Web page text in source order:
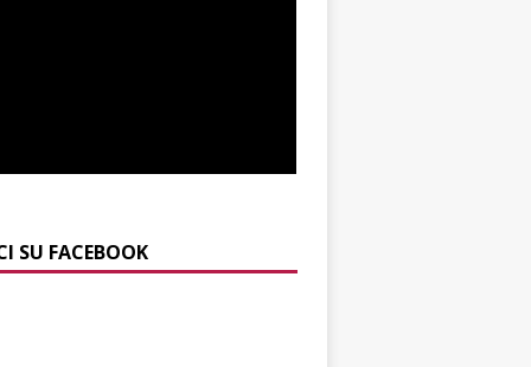
SU FACEBOOK